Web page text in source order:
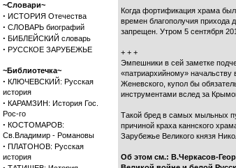
~Словари~
· ИСТОРИЯ Отечества
· СЛОВАРЬ биографий
· БИБЛЕЙСКИЙ словарь
· РУССКОЕ ЗАРУБЕЖЬЕ
~Библиотечка~
· КЛЮЧЕВСКИЙ: Русская
история
· КАРАМЗИН: История Гос.
Рос-го
· КОСТОМАРОВ:
Св.Владимир - Романовы
· ПЛАТОНОВ: Русская
история
Когда фортификация храма
времен благополучия прихода
запрещен. Утром 5 сентября
+ + +
Эмпешники в сей заметке
«патриархийному»
Женевского, купол бы
инструментами вслед за
Такой бред в самых мыльных
причиной краха каннского
Зарубежье Великого князя
Об этом см.: В.Черкасов-